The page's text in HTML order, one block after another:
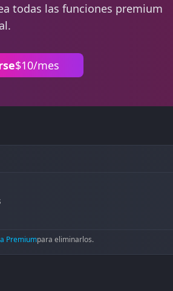
todas las funciones premium
$10/mes
Premiumpara eliminarlos.